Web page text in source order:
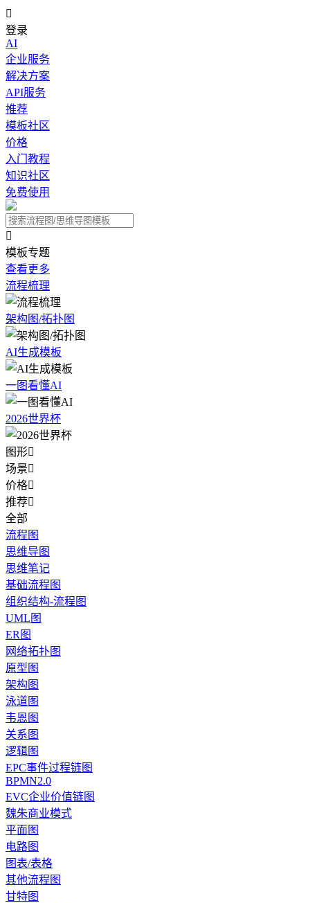

登录
AI
企业服务
解决方案
API服务
推荐
模板社区
价格
入门教程
知识社区
免费使用

模板专题
查看更多
流程梳理
架构图/拓扑图
AI生成模板
一图看懂AI
2026世界杯
图形
场景
价格
推荐
全部
流程图
思维导图
思维笔记
基础流程图
组织结构-流程图
UML图
ER图
网络拓扑图
原型图
架构图
泳道图
韦恩图
关系图
逻辑图
EPC事件过程链图
BPMN2.0
EVC企业价值链图
魏朱商业模式
平面图
电路图
图表/表格
其他流程图
甘特图